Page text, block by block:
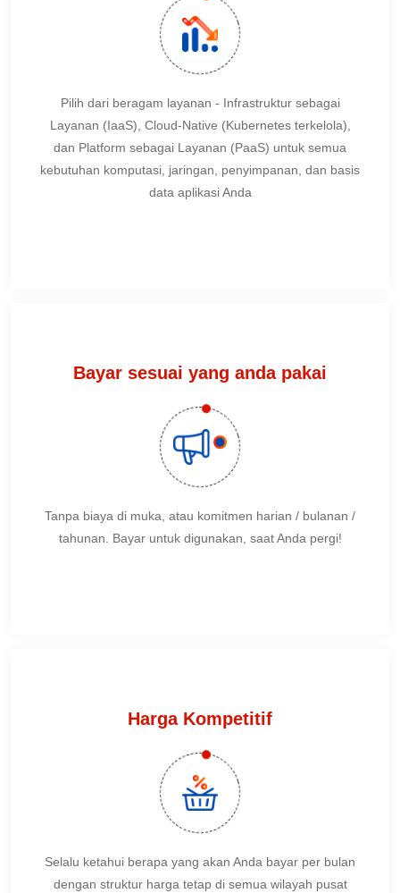
Pilih dari beragam layanan - Infrastruktur sebagai
Layanan (IaaS), Cloud-Native (Kubernetes terkelola),
dan Platform sebagai Layanan (PaaS) untuk semua
kebutuhan komputasi, jaringan, penyimpanan, dan basis
data aplikasi Anda
Bayar sesuai yang anda pakai
Tanpa biaya di muka, atau komitmen harian / bulanan /
tahunan. Bayar untuk digunakan, saat Anda pergi!
Harga Kompetitif
Selalu ketahui berapa yang akan Anda bayar per bulan
dengan struktur harga tetap di semua wilayah pusat